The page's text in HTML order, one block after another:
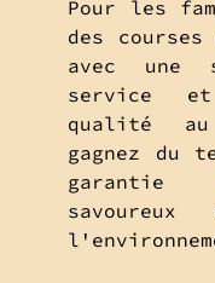
Pour les
des
avec une
service
qualité
gagnez du
garantie